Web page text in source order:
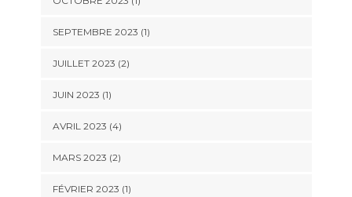
SEPTEMBRE 2023 (1)
JUILLET 2023 (2)
JUIN 2023 (1)
AVRIL 2023 (4)
MARS 2023 (2)
FÉVRIER 2023 (1)